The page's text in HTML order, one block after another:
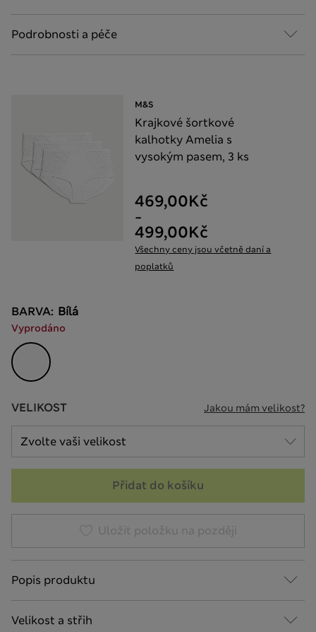
Podrobnosti a péče
M&S
Krajkové šortkové
kalhotky Amelia s
vysokým pasem, 3 ks
469,00Kč
-
499,00Kč
Všechny ceny jsou včetně daní a
poplatků
BARVA: Bílá
Vyprodáno
VELIKOST Jakou mám velikost?
Přidat do košíku
Uložit položku na později
Popis produktu
Velikost a střih